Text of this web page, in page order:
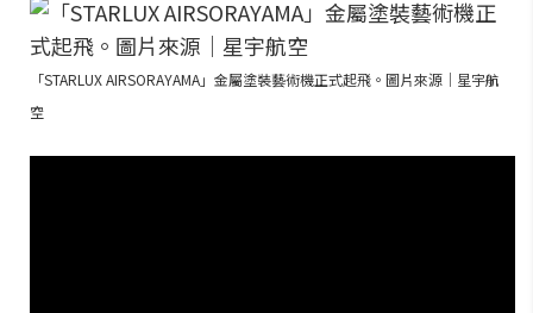
「STARLUX AIRSORAYAMA」金屬塗裝藝術機正式起飛。圖片來源｜星宇航
空